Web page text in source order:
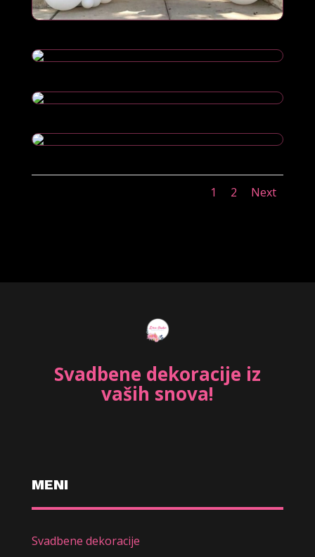
1 2 Next
Svadbene dekoracije iz
vaših snova!
MENI
Svadbene dekoracije